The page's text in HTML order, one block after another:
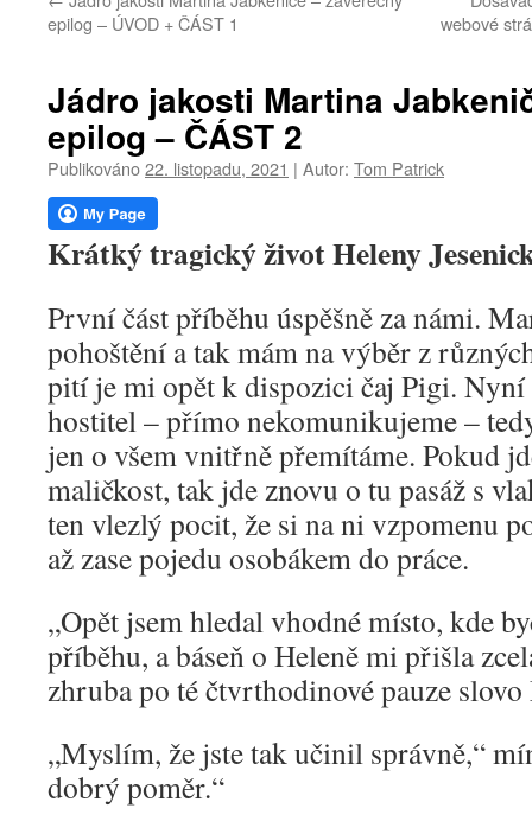
webu
epilog – ÚVOD + ČÁST 1
webové
Jádro jakosti Martina
epilog – ČÁST 2
Publikováno22. listopadu, 2021 | Autor: Tom Patrick
Krátký tragický život Heleny
První část příběhu úspěšně za námi.
pohoštění a tak mám na výběr z
pití je mi opět k dispozici čaj Pigi.
hostitel – přímo nekomunikujeme –
jen o všem vnitřně přemítáme. Pokud
maličkost, tak jde znovu o tu pasáž s
ten vlezlý pocit, že si na ni vzpomenu
až zase pojedu osobákem do práce.
„Opět jsem hledal vhodné místo, kde
příběhu, a báseň o Heleně mi přišla
zhruba po té čtvrthodinové pauze
„Myslím, že jste tak učinil správně,“
dobrý poměr.“